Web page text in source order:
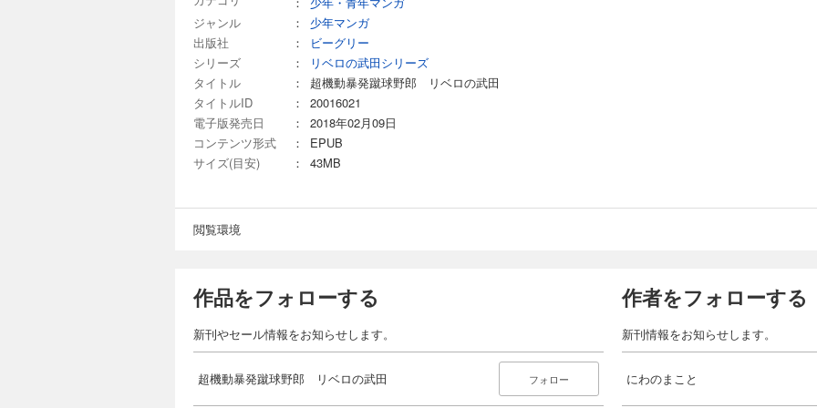
ジャンル
：
少年マンガ
出版社
：
ビーグリー
シリーズ
：
リベロの武田シリーズ
タイトル
：
超機動暴発蹴球野郎 リベロの武田
タイトルID
：
20016021
電子版発売日
：
2018年02月09日
コンテンツ形式
：
EPUB
サイズ(目安)
： 43MB
閲覧環境
作品をフォローする
新刊やセール情報をお知らせします。
超機動暴発蹴球野郎 リベロの武田 フォロー
作者をフォローする
新刊情報をお知らせします。
にわのまこと